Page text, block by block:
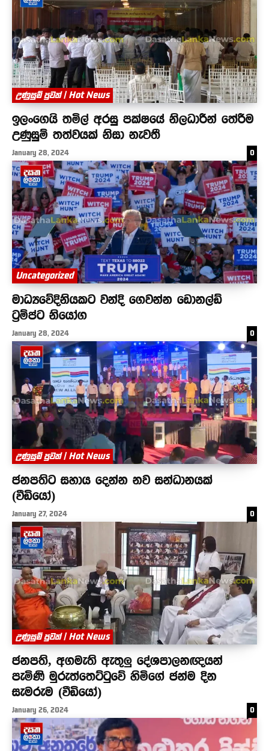
උණුසුම් පුවත් | Hot News
ඉලංගෙයි තමිල් අරසු පක්ෂයේ නිලධාරීන් තේරීම
උණුසුම් තත්වයක් නිසා නැවතී
January 28, 2024 0
Uncategorized
මාධ්‍යවේදිනියකට වන්දි ගෙවන්න ඩොනල්ඩ්
ට්‍රම්ප්ට නියෝග
January 28, 2024 0
උණුසුම් පුවත් | Hot News
ජනපතිට සහාය දෙන්න නව සන්ධානයක්
(වීඩියෝ)
January 27, 2024 0
උණුසුම් පුවත් | Hot News
ජනපති, අගමැති ඇතුලු දේශපාලනඥයන්
පැමිණි මුරුත්තෙට්ටුවේ හිමිගේ ජන්ම දින
සැමරුම (වීඩියෝ)
January 26, 2024 0